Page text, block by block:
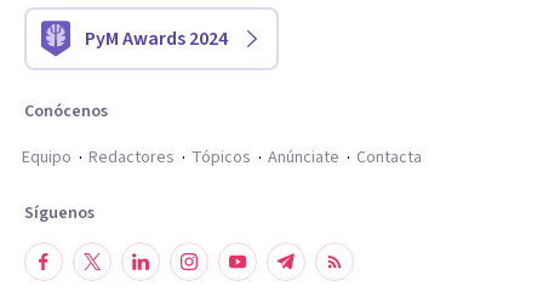
PyM Awards 2024
Conócenos
Equipo
Redactores Tópicos Anúnciate Contacta
Síguenos